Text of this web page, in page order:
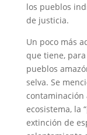
los pueblos
de justicia.
Un poco más
que tiene,
pueblos
selva. Se
ecosistema, la
extinción de